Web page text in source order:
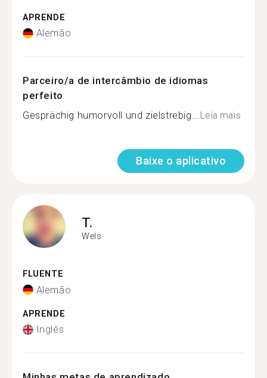
APRENDE
Alemão
Parceiro/a de intercâmbio de idiomas
perfeito
Gesprächig humorvoll und zielstrebig...Leia mais
Baixe o aplicativo
T.
Wels
FLUENTE
Alemão
APRENDE
Inglês